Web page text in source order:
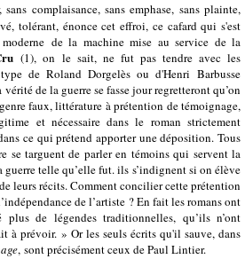
complaisance, sans emphase, sans plainte,
tolérant, énonce cet effroi, ce cafard qui s'est
de la machine mise au service de la
(1), on le sait, ne fut pas tendre avec les
de Roland Dorgelès ou d'Henri Barbusse
de la guerre se fasse jour regretteront qu’on
faux, littérature à prétention de témoignage,
et nécessaire dans le roman strictement
ce qui prétend apporter une déposition. Tous
se targuent de parler en témoins qui servent la
telle qu’elle fut. ils s’indignent si on élève
leurs récits. Comment concilier cette prétention
de l’artiste ? En fait les romans ont
plus de légendes traditionnelles, qu’ils n’ont
à prévoir. » Or les seuls écrits qu'il sauve, dans
, sont précisément ceux de Paul Lintier.